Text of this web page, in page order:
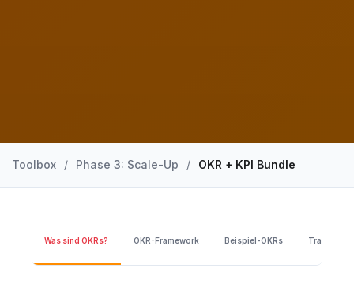
Toolbox / Phase 3: Scale-Up / OKR + KPI Bundle
Was sind OKRs? OKR-Framework Beispiel-OKRs Tracking